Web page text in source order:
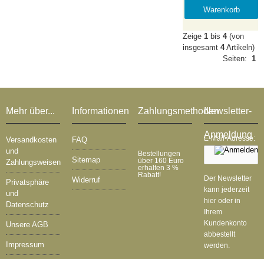
Bellaphon
Warenkorb
Zeige 1 bis 4(von
insgesamt 4Artikeln)
Seiten: 1
Mehr über...
Versandkosten
und
Zahlungsweisen
Privatsphäre
und
Datenschutz
Unsere AGB
Impressum
Informationen
FAQ
Sitemap
Widerruf
Zahlungsmethoden
Bestellungen
über 160 Euro
erhalten 3 %
Rabatt!
Newsletter-
Anmeldung
E-Mail-Adresse:
Der Newsletter
kann jederzeit
hier oder in
Ihrem
Kundenkonto
abbestellt
werden.